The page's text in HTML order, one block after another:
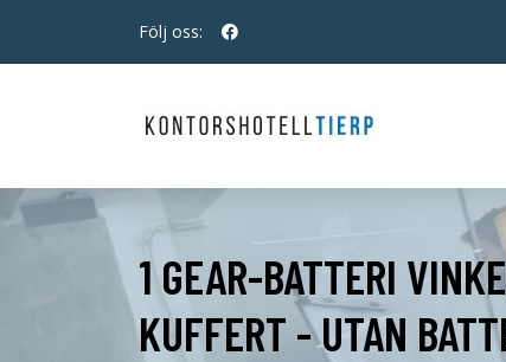
Följ oss:
1 GEAR-BATTERI
KUFFERT - UTAN